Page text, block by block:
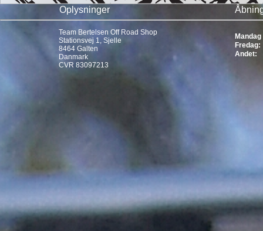
Oplysninger
Team Bertelsen Off Road Shop
Stationsvej 1, Sjelle
8464 Galten
Danmark
CVR 83097213
Fredag:
Andet: